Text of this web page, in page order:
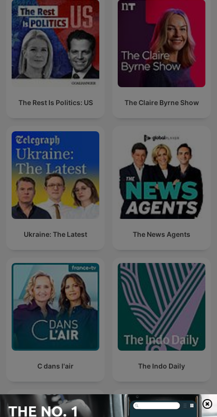
The Rest Is Politics: US The Claire Byrne Show
Ukraine: The Latest The News Agents
C dans l'air The Indo Daily